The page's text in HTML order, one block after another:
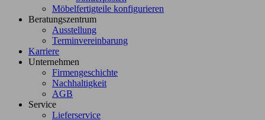
Möbelfertigteile konfigurieren
Beratungszentrum
Ausstellung
Terminvereinbarung
Karriere
Unternehmen
Firmengeschichte
Nachhaltigkeit
AGB
Service
Lieferservice